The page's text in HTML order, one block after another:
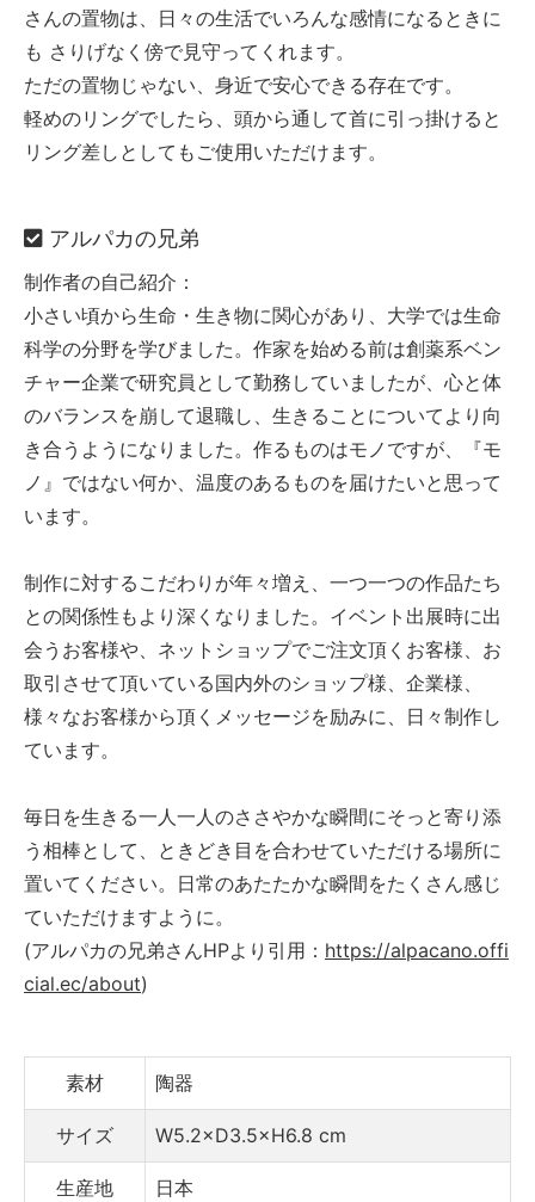
さんの置物は、日々の生活でいろんな感情になるときに
も さりげなく傍で見守ってくれます。
ただの置物じゃない、身近で安心できる存在です。
軽めのリングでしたら、頭から通して首に引っ掛けると
リング差しとしてもご使用いただけます。
アルパカの兄弟
制作者の自己紹介：
小さい頃から生命・生き物に関心があり、大学では生命
科学の分野を学びました。作家を始める前は創薬系ベン
チャー企業で研究員として勤務していましたが、心と体
のバランスを崩して退職し、生きることについてより向
き合うようになりました。作るものはモノですが、『モ
ノ』ではない何か、温度のあるものを届けたいと思って
います。
制作に対するこだわりが年々増え、一つ一つの作品たち
との関係性もより深くなりました。イベント出展時に出
会うお客様や、ネットショップでご注文頂くお客様、お
取引させて頂いている国内外のショップ様、企業様、
様々なお客様から頂くメッセージを励みに、日々制作し
ています。
毎日を生きる一人一人のささやかな瞬間にそっと寄り添
う相棒として、ときどき目を合わせていただける場所に
置いてください。日常のあたたかな瞬間をたくさん感じ
ていただけますように。
(アルパカの兄弟さんHPより引用： https://alpacano.offi
cial.ec/about)
素材 陶器
サイズ W5.2×D3.5×H6.8 cm
生産地 日本